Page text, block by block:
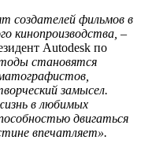
создателей фильмов в
кинопроизводства, –
Autodesk по
становятся
замысел.
в любимых
двигаться
впечатляет».